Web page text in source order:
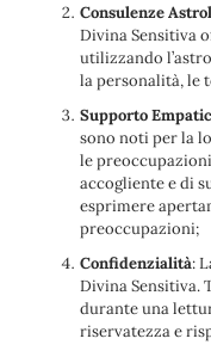
Consulenze
Divina Sensitiva
utilizzando
la personalità, le
Supporto
sono noti per la
le
accogliente e di
esprimere
preoccupazioni;
Confidenzialità:
Divina Sensitiva.
durante una
riservatezza e